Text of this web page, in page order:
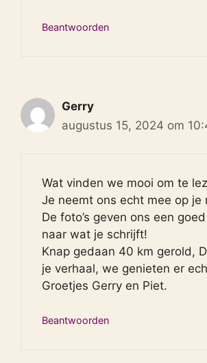
Beantwoorden
Gerry
augustus 15, 2024 om
Wat vinden we mooi om te
Je neemt ons echt mee op je
De foto’s geven ons een
naar wat je schrijft!
Knap gedaan 40 km gerold,
je verhaal, we genieten er
Groetjes Gerry en Piet.
Beantwoorden